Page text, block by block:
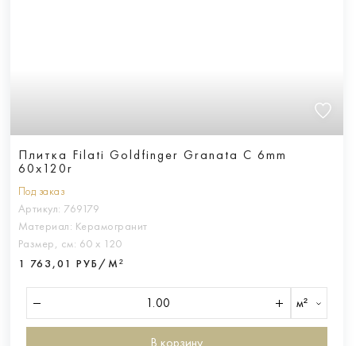
Плитка Filati Goldfinger Granata C 6mm
60x120r
Под заказ
Артикул: 769179
Материал: Керамогранит
Размер, см: 60 х 120
1 763,01 РУБ/М²
м²
В корзину